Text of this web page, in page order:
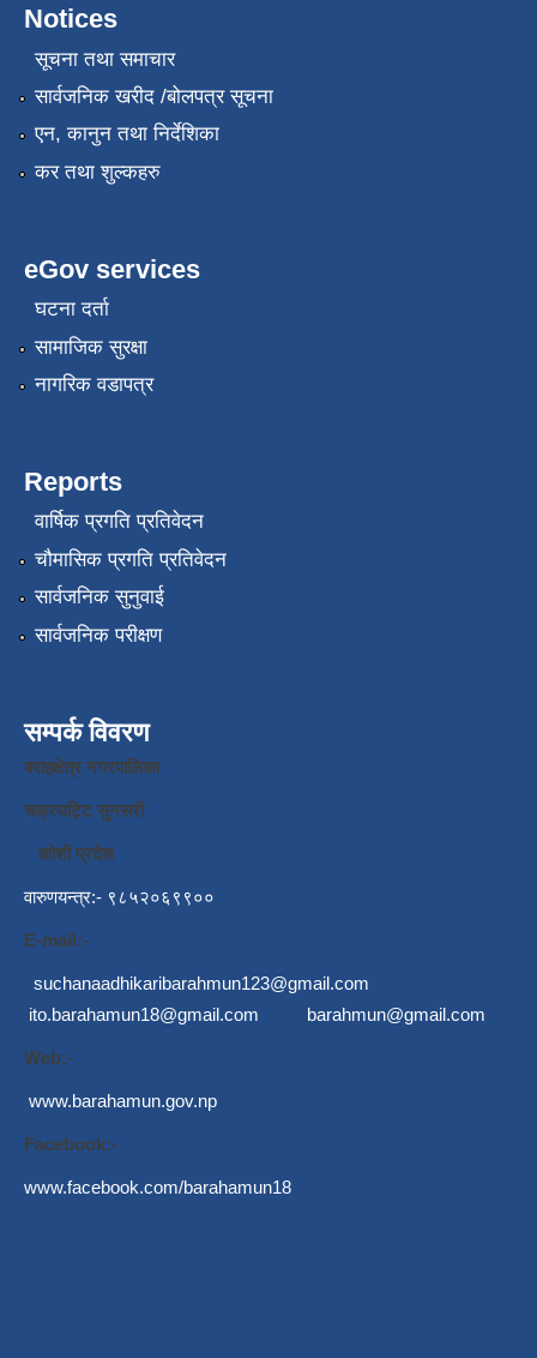
Notices
सूचना तथा समाचार
सार्वजनिक खरीद /बोलपत्र सूचना
एन, कानुन तथा निर्देशिका
कर तथा शुल्कहरु
eGov services
घटना दर्ता
सामाजिक सुरक्षा
नागरिक वडापत्र
Reports
वार्षिक प्रगति प्रतिवेदन
चौमासिक प्रगति प्रतिवेदन
सार्वजनिक सुनुवाई
सार्वजनिक परीक्षण
सम्पर्क विवरण
बराहक्षेत्र नगरपालिका
चक्रघट्टि सुनसरी
कोशी प्रदेश
वारुणयन्त्र:- ९८५२०६९९००
E-mail:-
suchanaadhikaribarahmun123@gmail.com
ito.barahamun18@gmail.com
barahmun@gmail.com
Web:-
www.barahamun.gov.np
Facebook:-
www.facebook.com/barahamun18